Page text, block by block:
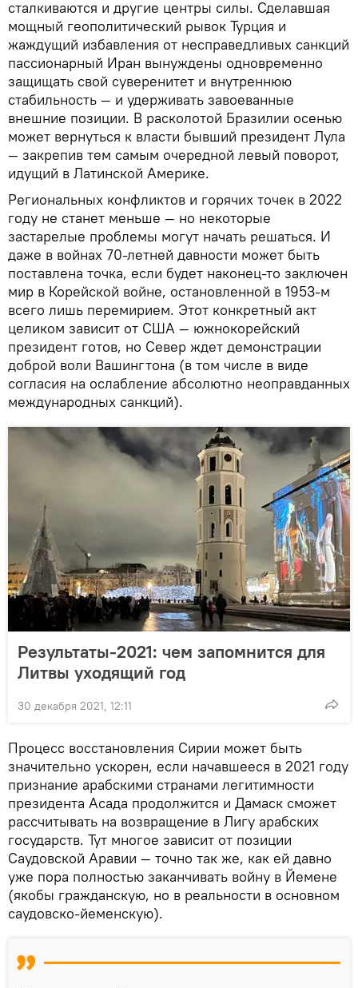
сталкиваются и другие центры силы. Сделавшая
мощный геополитический рывок Турция и
жаждущий избавления от несправедливых санкций
пассионарный Иран вынуждены одновременно
защищать свой суверенитет и внутреннюю
стабильность — и удерживать завоеванные
внешние позиции. В расколотой Бразилии осенью
может вернуться к власти бывший президент Лула
— закрепив тем самым очередной левый поворот,
идущий в Латинской Америке.
Региональных конфликтов и горячих точек в 2022
году не станет меньше — но некоторые
застарелые проблемы могут начать решаться. И
даже в войнах 70-летней давности может быть
поставлена точка, если будет наконец-то заключен
мир в Корейской войне, остановленной в 1953-м
всего лишь перемирием. Этот конкретный акт
целиком зависит от США — южнокорейский
президент готов, но Север ждет демонстрации
доброй воли Вашингтона (в том числе в виде
согласия на ослабление абсолютно неоправданных
международных санкций).
Результаты-2021: чем запомнится для
Литвы уходящий год
30 декабря 2021, 12:11
Процесс восстановления Сирии может быть
значительно ускорен, если начавшееся в 2021 году
признание арабскими странами легитимности
президента Асада продолжится и Дамаск сможет
рассчитывать на возвращение в Лигу арабских
государств. Тут многое зависит от позиции
Саудовской Аравии — точно так же, как ей давно
уже пора полностью заканчивать войну в Йемене
(якобы гражданскую, но в реальности в основном
саудовско-йеменскую).